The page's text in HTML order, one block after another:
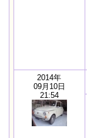
2014年
09月10日
21:54